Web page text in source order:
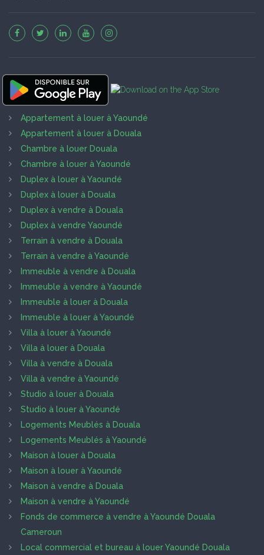
Appartement à louer à Yaoundé
Appartement à louer à Douala
Chambre à louer Douala
Chambre à louer à Yaoundé
Duplex à louer à Yaoundé
Duplex à louer à Douala
Duplex à vendre à Douala
Duplex à vendre Yaoundé
Terrain à vendre à Douala
Terrain à vendre à Yaoundé
Immeuble à vendre à Douala
Immeuble à vendre à Yaoundé
Immeuble à louer à Douala
Immeuble à louer à Yaoundé
Villa à louer à Yaoundé
Villa à louer à Douala
Villa à vendre à Douala
Villa à vendre à Yaoundé
Studio à louer à Douala
Studio à louer à Yaoundé
Logements Meublés à Douala
Logements Meublés à Yaoundé
Maison à louer à Douala
Maison à louer à Yaoundé
Maison à vendre à Douala
Maison à vendre à Yaoundé
Fonds de commerce à vendre à Yaoundé Douala
Cameroun
Local commercial et bureau à louer Yaoundé Douala